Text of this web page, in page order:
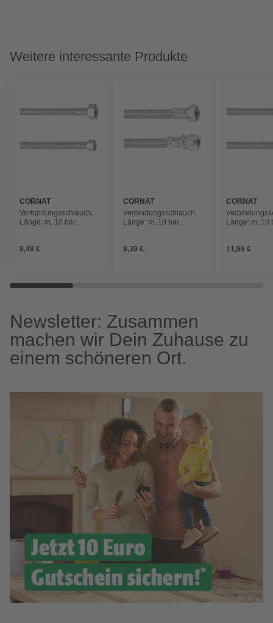
Weitere interessante Produkte
CORNAT
Verbindungsschlauch,
Länge: m, 10 bar
8,49 €
CORNAT
Verbindungsschlauch,
Länge: m, 10 bar
9,39 €
CORNAT
Länge: m, 10
11,99 €
Newsletter: Zusammen
machen wir Dein Zuhause zu
einem schöneren Ort.